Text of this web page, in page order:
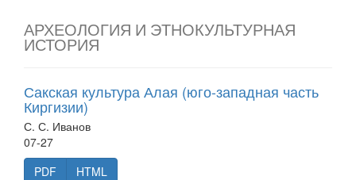
АРХЕОЛОГИЯ И ЭТНОКУЛЬТУРНАЯ
ИСТОРИЯ
Сакская культура Алая (юго-западная часть
Киргизии)
С. С. Иванов
07-27
PDF
HTML